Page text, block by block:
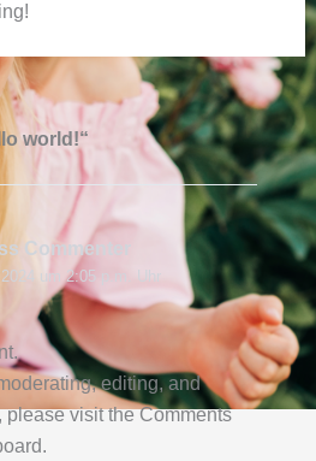
world!“
Commenter
um 2:05 p.m. Uhr
editing, and
please visit the Comments